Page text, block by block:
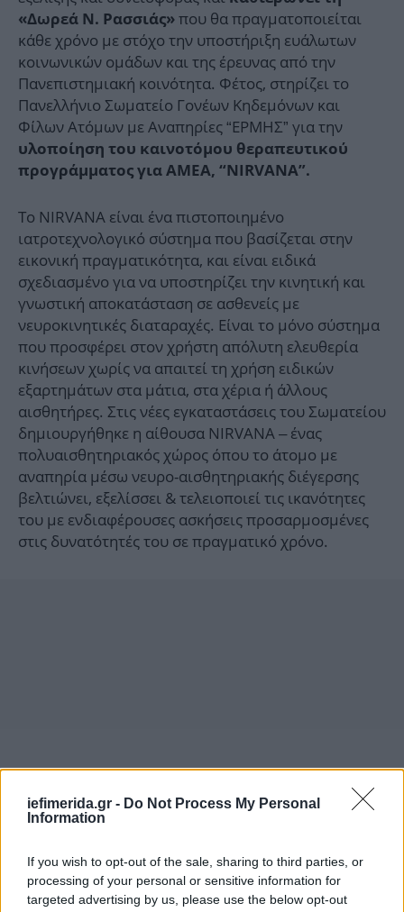
iefimerida.gr - Do Not Process My Personal
Information
If you wish to opt-out of the sale, sharing to third parties, or
processing of your personal or sensitive information for
targeted advertising by us, please use the below opt-out
«Δωρεά Ν. Ρασσιάς» που θα πραγματοποιείται
κάθε χρόνο με στόχο την υποστήριξη ευάλωτων
κοινωνικών ομάδων και της έρευνας από την
Πανεπιστημιακή κοινότητα. Φέτος, στηρίζει το
Πανελλήνιο Σωματείο Γονέων Κηδεμόνων και
Φίλων Ατόμων με Αναπηρίες “ΕΡΜΗΣ” για την
υλοποίηση του καινοτόμου θεραπευτικού
προγράμματος για ΑΜΕΑ, “NIRVANA”.
Το NIRVANA είναι ένα πιστοποιημένο
ιατροτεχνολογικό σύστημα που βασίζεται στην
εικονική πραγματικότητα, και είναι ειδικά
σχεδιασμένο για να υποστηρίζει την κινητική και
γνωστική αποκατάσταση σε ασθενείς με
νευροκινητικές διαταραχές. Είναι το μόνο σύστημα
που προσφέρει στον χρήστη απόλυτη ελευθερία
κινήσεων χωρίς να απαιτεί τη χρήση ειδικών
εξαρτημάτων στα μάτια, στα χέρια ή άλλους
αισθητήρες. Στις νέες εγκαταστάσεις του Σωματείου
δημιουργήθηκε η αίθουσα NIRVANA – ένας
πολυαισθητηριακός χώρος όπου το άτομο με
αναπηρία μέσω νευρο-αισθητηριακής διέγερσης
βελτιώνει, εξελίσσει & τελειοποιεί τις ικανότητες
του με ενδιαφέρουσες ασκήσεις προσαρμοσμένες
στις δυνατότητές του σε πραγματικό χρόνο.